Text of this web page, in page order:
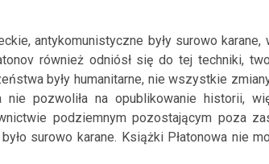
antykomunistyczne były surowo
również odniósł się do tej techniki,
były humanitarne, nie wszystkie
nie pozwoliła na opublikowanie historii,
podziemnym pozostającym poza
surowo karane. Książki Płatonowa nie